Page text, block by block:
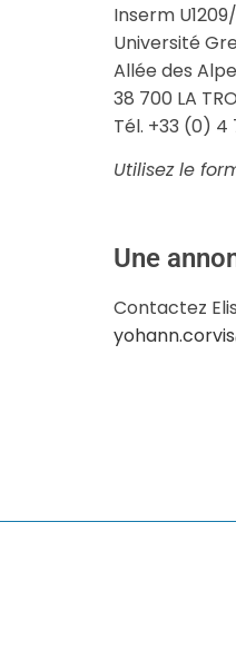
Inserm
Université
Allée des
38 700 LA
Tél. +33 (0) 4
Utilisez le
Une
Contactez